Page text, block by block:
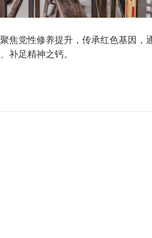
焦党性修养提升，传承红色基因，
补足精神之钙。